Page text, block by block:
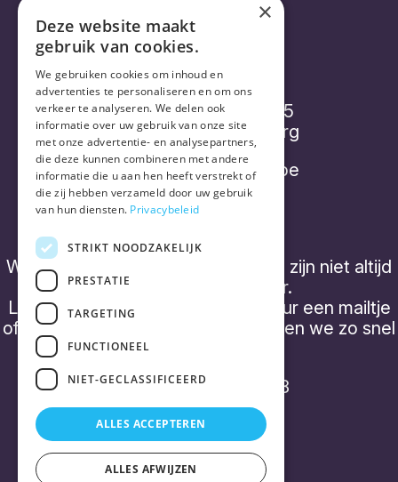
Vorthex Aequo bv
Diepenbroekstraatje 15
2220 Heist-op-den-Berg
info@placebonocebo.be
+32 (0) 490 21 62 07
We hebben geen 'kantooruren' en zijn niet altijd
telefonisch bereikbaar.
Laat een boodschap achter of stuur een mailtje
of een WhatsApp bericht, dan nemen we zo snel
mogelijk contact op.
BTW BE0843 357 788
×
Deze website maakt
gebruik van cookies.
We gebruiken cookies om inhoud en
advertenties te personaliseren en om ons
verkeer te analyseren. We delen ook
informatie over uw gebruik van onze site
met onze advertentie- en analysepartners,
die deze kunnen combineren met andere
informatie die u aan hen heeft verstrekt of
die zij hebben verzameld door uw gebruik
van hun diensten. Privacybeleid
STRIKT NOODZAKELIJK
PRESTATIE
TARGETING
FUNCTIONEEL
NIET-GECLASSIFICEERD
ALLES ACCEPTEREN
ALLES AFWIJZEN